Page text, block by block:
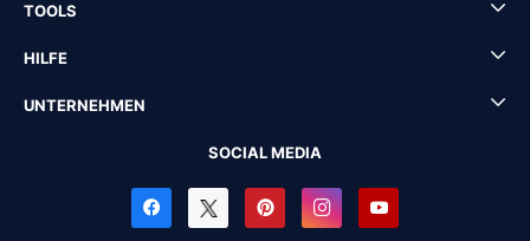
TOOLS
HILFE
UNTERNEHMEN
SOCIAL MEDIA